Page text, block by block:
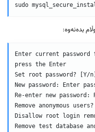
sudo
بدەنەوە:
Enter current
press the Enter
Set root password? [Y/
New password: Enter
Re-enter new password:
Remove anonymous
Disallow root login
Remove test database